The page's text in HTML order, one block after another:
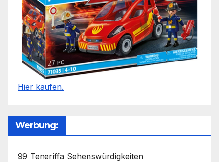
Hier kaufen.
Werbung:
99 Teneriffa Sehenswürdigkeiten